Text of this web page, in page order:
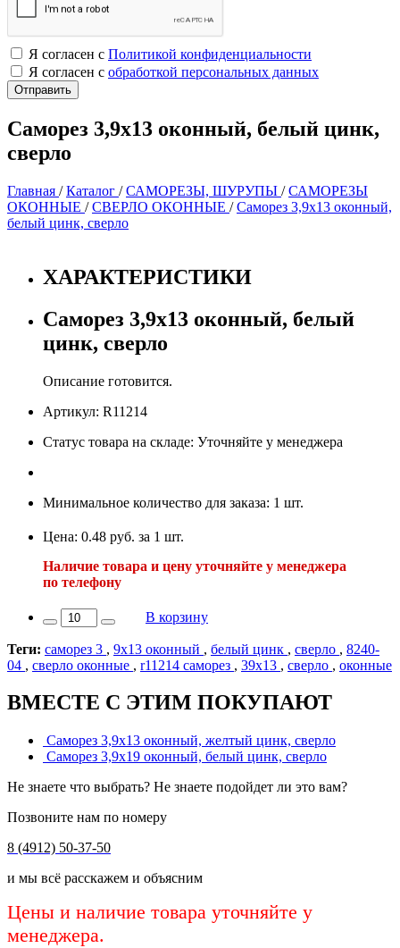
Я согласен с Политикой конфиденциальности
Я согласен с обработкой персональных данных
Саморез 3,9х13 оконный, белый цинк,
сверло
Главная /Каталог /САМОРЕЗЫ, ШУРУПЫ /САМОРЕЗЫ
ОКОННЫЕ /СВЕРЛО ОКОННЫЕ /Саморез 3,9х13 оконный,
белый цинк, сверло
ХАРАКТЕРИСТИКИ
Саморез 3,9х13 оконный, белый
цинк, сверло
Описание готовится.
Артикул: R11214
Статус товара на складе: Уточняйте у менеджера
Минимальное количество для заказа: 1 шт.
Цена: 0.48 руб. за 1 шт.
Наличие товара и цену уточняйте у менеджера
по телефону
В корзину
Теги: саморез 3 , 9х13 оконный , белый цинк , сверло , 8240-
04 , сверло оконные , r11214 саморез , 39х13 , сверло , оконные
ВМЕСТЕ С ЭТИМ ПОКУПАЮТ
Саморез 3,9х13 оконный, желтый цинк, сверло
Саморез 3,9х19 оконный, белый цинк, сверло
Не знаете что выбрать? Не знаете подойдет ли это вам?
Позвоните нам по номеру
8 (4912) 50-37-50
и мы всё расскажем и объясним
Цены и наличие товара уточняйте у
менеджера.